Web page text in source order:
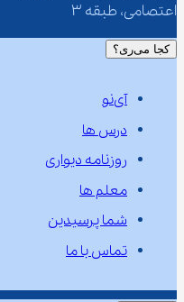
اعتصامی، طبقه 3
کجا می‌ری؟
آی‌نو
درس ها
روزنامه دیواری
معلم ها
شما پرسیدین
تماس با ما